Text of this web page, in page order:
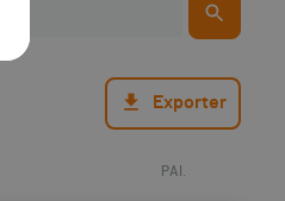
Exporter
PAI.